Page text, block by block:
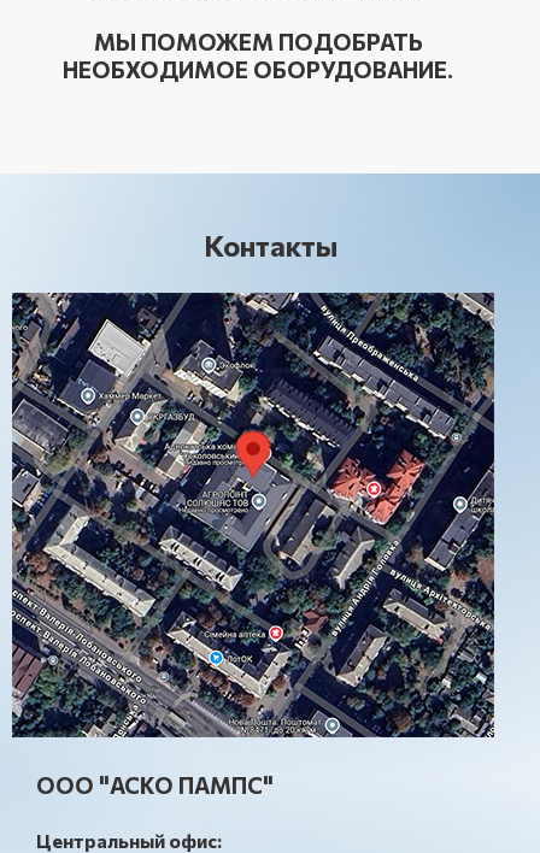
МЫ ПОМОЖЕМ ПОДОБРАТЬ
НЕОБХОДИМОЕ ОБОРУДОВАНИЕ.
Контакты
ООО "АСКО ПАМПС"
Центральный офис: